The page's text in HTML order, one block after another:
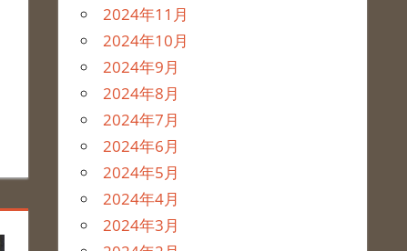
2024年11月
2024年10月
2024年9月
2024年8月
2024年7月
2024年6月
2024年5月
2024年4月
2024年3月